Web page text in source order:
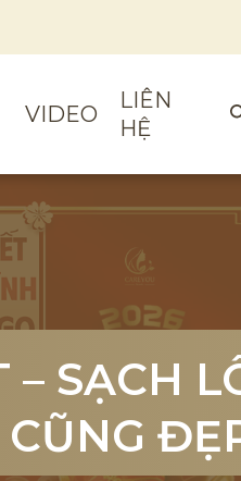
VIDEO
LIÊN
HỆ
SẠCH
SẠCH
SẠCH